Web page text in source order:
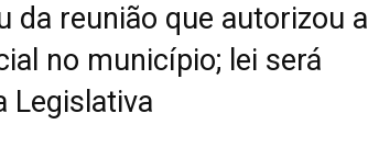
da reunião que autorizou a
no município; lei será
Legislativa